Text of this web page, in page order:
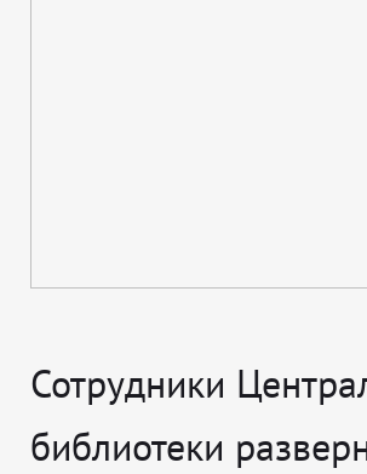
Сотрудники
библиотеки